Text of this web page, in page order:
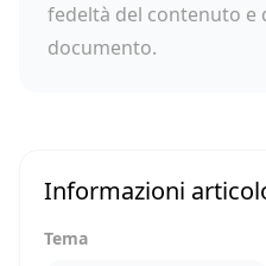
fedeltà del contenuto e
documento.
Informazioni
Tema